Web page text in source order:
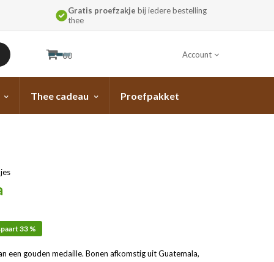
Gratis proefzakje bij iedere bestelling
thee
00 Account
Thee cadeau Proefpakket
33 %
een gouden medaille. Bonen afkomstig uit Guatemala,